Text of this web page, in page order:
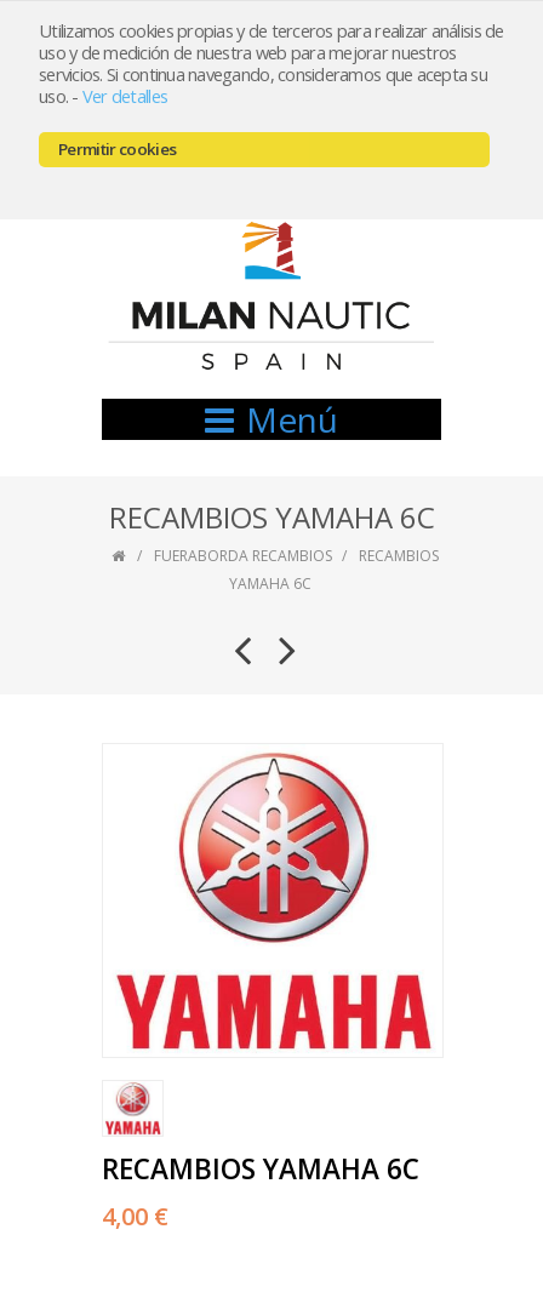
Utilizamos cookies propias y de terceros para realizar análisis de
uso y de medición de nuestra web para mejorar nuestros
servicios. Si continua navegando, consideramos que acepta su
uso. - Ver detalles
Permitir cookies
Registrarse Mi cuenta
666521122 // 654999333
Menú
RECAMBIOS YAMAHA 6C
FUERABORDA RECAMBIOS
RECAMBIOS
YAMAHA 6C
RECAMBIOS YAMAHA 6C
4,00 €